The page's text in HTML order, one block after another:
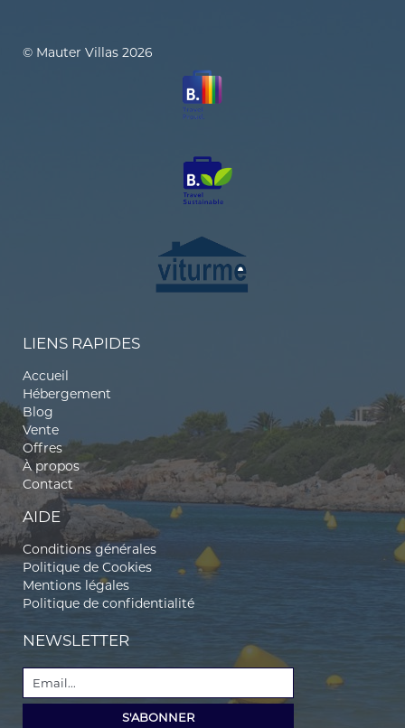
© Mauter Villas 2026
LIENS RAPIDES
Accueil
Hébergement
Blog
Vente
Offres
À propos
Contact
AIDE
Conditions générales
Politique de Cookies
Mentions légales
Politique de confidentialité
NEWSLETTER